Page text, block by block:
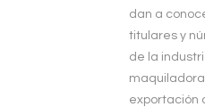
dan a
titulares y
de la
exportación